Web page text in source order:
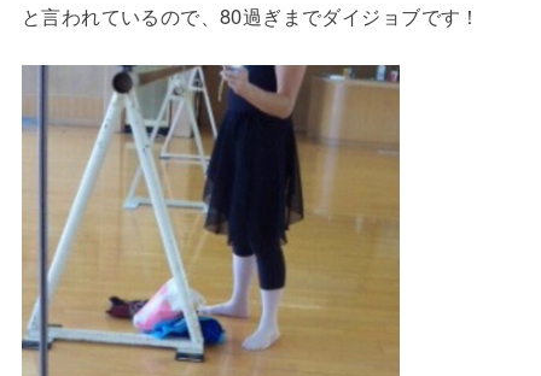
と言われているので、80過ぎまでダイジョブです！